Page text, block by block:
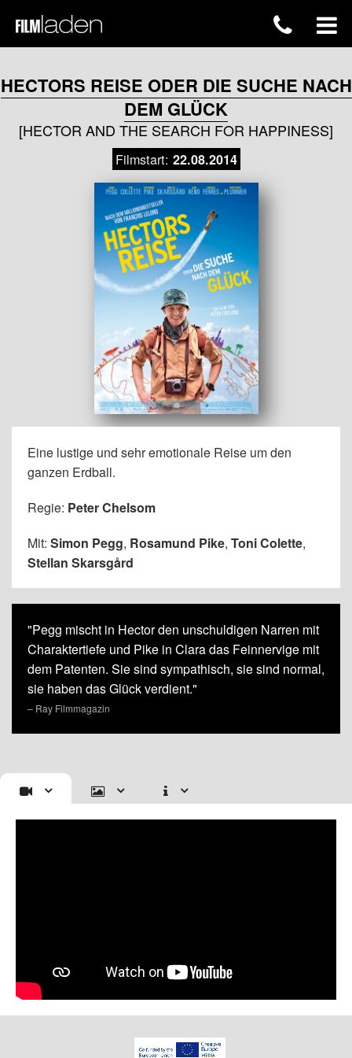
HECTORS REISE ODER DIE SUCHE NACH
DEM GLÜCK
[HECTOR AND THE SEARCH FOR HAPPINESS]
Filmstart: 22.08.2014
Eine lustige und sehr emotionale Reise um den
ganzen Erdball.
Regie: Peter Chelsom
Mit: Simon Pegg, Rosamund Pike, Toni Colette,
Stellan Skarsgård
"Pegg mischt in Hector den unschuldigen Narren mit
Charaktertiefe und Pike in Clara das Feinnervige mit
dem Patenten. Sie sind sympathisch, sie sind normal,
sie haben das Glück verdient."
– Ray Filmmagazin